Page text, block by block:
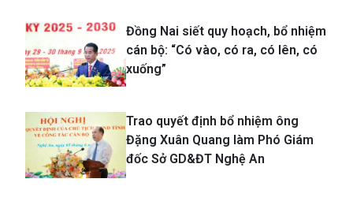
Đồng Nai siết quy hoạch, bổ nhiệm
cán bộ: “Có vào, có ra, có lên, có
xuống”
Trao quyết định bổ nhiệm ông
Đặng Xuân Quang làm Phó Giám
đốc Sở GD&ĐT Nghệ An